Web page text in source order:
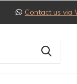
Contact us via